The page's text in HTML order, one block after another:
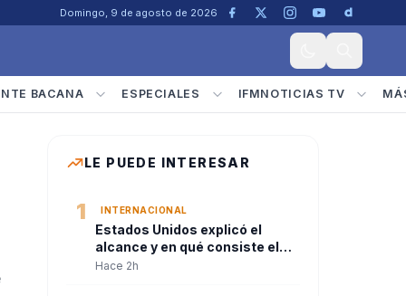
Domingo, 9 de agosto de 2026
BACANA ESPECIALES IFMNOTICIAS TV
LE PUEDE INTERESAR
1 INTERNACIONAL
Estados Unidos explicó el
alcance y en qué consiste el
paquete de seguridad de
Hace 2h